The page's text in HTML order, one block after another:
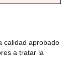
calidad aprobado
a tratar la